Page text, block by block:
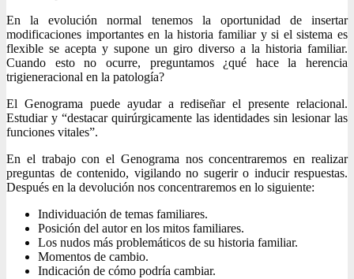
En la evolución normal tenemos la oportunidad de insertar
modificaciones importantes en la historia familiar y si el sistema es
flexible se acepta y supone un giro diverso a la historia familiar.
Cuando esto no ocurre, preguntamos ¿qué hace la herencia
trigieneracional en la patología?
El Genograma puede ayudar a rediseñar el presente relacional.
Estudiar y “destacar quirúrgicamente las identidades sin lesionar las
funciones vitales”.
En el trabajo con el Genograma nos concentraremos en realizar
preguntas de contenido, vigilando no sugerir o inducir respuestas.
Después en la devolución nos concentraremos en lo siguiente:
Individuación de temas familiares.
Posición del autor en los mitos familiares.
Los nudos más problemáticos de su historia familiar.
Momentos de cambio.
Indicación de cómo podría cambiar.